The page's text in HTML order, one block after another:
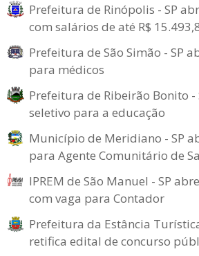
Prefeitura de Rinópolis - SP
com salários de até R$
Prefeitura de São Simão - SP
para médicos
Prefeitura de Ribeirão Bonito -
seletivo para a educação
Município de Meridiano - SP
para Agente Comunitário de
IPREM de São Manuel - SP
com vaga para Contador
Prefeitura da Estância
retifica edital de concurso